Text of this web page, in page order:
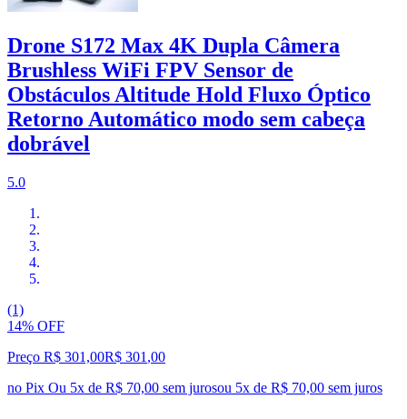
Drone S172 Max 4K Dupla Câmera
Brushless WiFi FPV Sensor de
Obstáculos Altitude Hold Fluxo Óptico
Retorno Automático modo sem cabeça
dobrável
5.0
(1)
14% OFF
Preço R$ 301,00R$ 301 ,00
no Pix Ou 5x de R$ 70,00 sem jurosou 5x de R$ 70,00 sem juros